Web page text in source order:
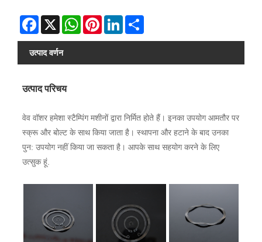
Facebook
X WhatsAppPinterestLinkedIn
उत्पाद वर्णन
उत्पाद परिचय
वेव वॉशर हमेशा स्टैम्पिंग मशीनों द्वारा निर्मित होते हैं। इनका उपयोग आमतौर पर
स्क्रू और बोल्ट के साथ किया जाता है। स्थापना और हटाने के बाद उनका
पुन: उपयोग नहीं किया जा सकता है। आपके साथ सहयोग करने के लिए
उत्सुक हूं.